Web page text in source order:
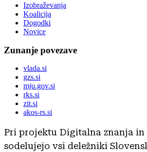
Izobraževanja
Koalicija
Dogodki
Novice
Zunanje povezave
vlada.si
gzs.si
mju.gov.si
rks.si
zit.si
akos-rs.si
Pri projektu Digitalna znanja
sodelujejo vsi deležniki